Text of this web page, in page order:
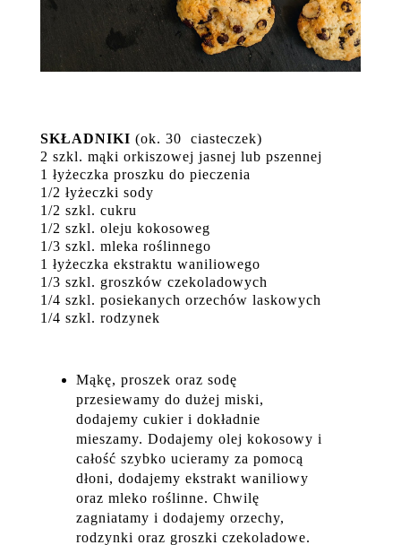
SKŁADNIKI (ok. 30 ciasteczek)
2 szkl. mąki orkiszowej jasnej lub pszennej
1 łyżeczka proszku do pieczenia
1/2 łyżeczki sody
1/2 szkl. cukru
1/2 szkl. oleju kokosoweg
1/3 szkl. mleka roślinnego
1 łyżeczka ekstraktu waniliowego
1/3 szkl. groszków czekoladowych
1/4 szkl. posiekanych orzechów laskowych
1/4 szkl. rodzynek
Mąkę, proszek oraz sodę
przesiewamy do dużej miski,
dodajemy cukier i dokładnie
mieszamy. Dodajemy olej kokosowy i
całość szybko ucieramy za pomocą
dłoni, dodajemy ekstrakt waniliowy
oraz mleko roślinne. Chwilę
zagniatamy i dodajemy orzechy,
rodzynki oraz groszki czekoladowe.